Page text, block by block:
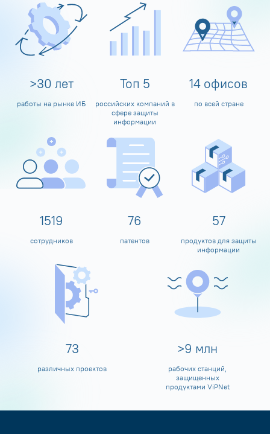
>30 лет
работы на рынке ИБ
Топ 5
российских компаний в
сфере защиты
информации
14 офисов
по всей стране
1600
сотрудников
80
патентов
60
продуктов для защиты
информации
80
различных проектов
>10 млн
рабочих станций,
защищенных
продуктами ViPNet